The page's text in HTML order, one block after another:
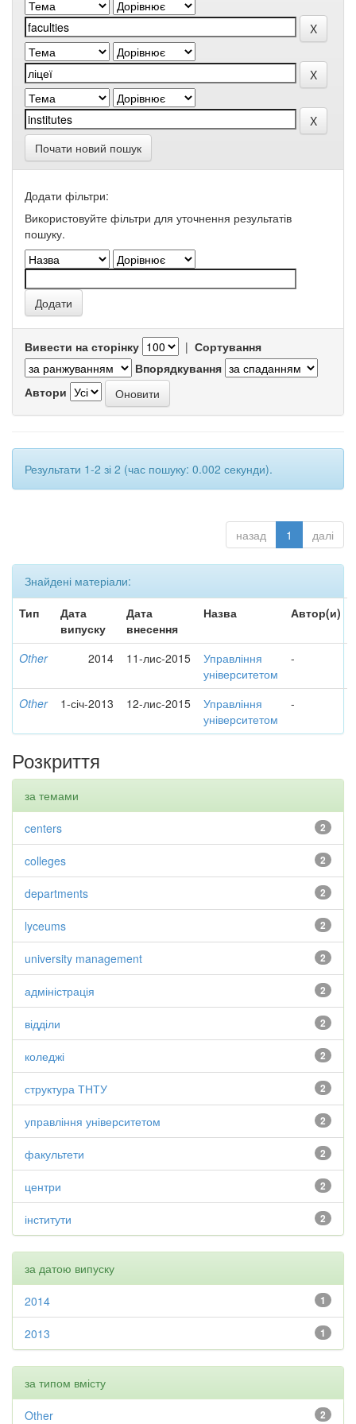
Почати новий пошук
Додати фільтри:
Використовуйте фільтри для уточнення результатів
пошуку.
Вивести на сторінку | Сортування
Впорядкування
Автори
Результати 1-2 зі 2 (час пошуку: 0.002 секунди).
назад 1 далі
Знайдені матеріали:
Тип
Дата
випуску
Дата
внесення
Назва Автор(и)
Other 2014 11-лис-2015
Управління
університетом
-
Other 1-січ-2013 12-лис-2015
Управління
університетом
-
Розкриття
за темами
2
centers
2
colleges
2
departments
2
lyceums
2
university management
2
адміністрація
2
відділи
2
коледжі
2
структура ТНТУ
2
управління університетом
2
факультети
2
центри
2
інститути
за датою випуску
1
2014
1
2013
за типом вмісту
2
Other